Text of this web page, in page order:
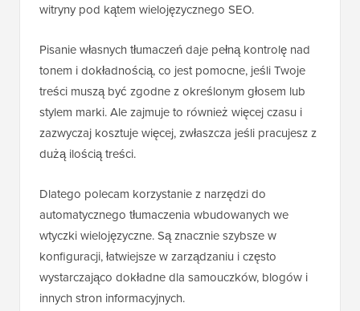
witryny pod kątem wielojęzycznego SEO.
Pisanie własnych tłumaczeń daje pełną kontrolę nad
tonem i dokładnością, co jest pomocne, jeśli Twoje
treści muszą być zgodne z określonym głosem lub
stylem marki. Ale zajmuje to również więcej czasu i
zazwyczaj kosztuje więcej, zwłaszcza jeśli pracujesz z
dużą ilością treści.
Dlatego polecam korzystanie z narzędzi do
automatycznego tłumaczenia wbudowanych we
wtyczki wielojęzyczne. Są znacznie szybsze w
konfiguracji, łatwiejsze w zarządzaniu i często
wystarczająco dokładne dla samouczków, blogów i
innych stron informacyjnych.